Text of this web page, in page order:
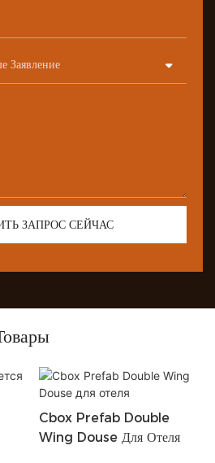
Заявление
ЗАПРОС СЕЙЧАС
Cbox Prefab Double
Wing Douse Для Отеля